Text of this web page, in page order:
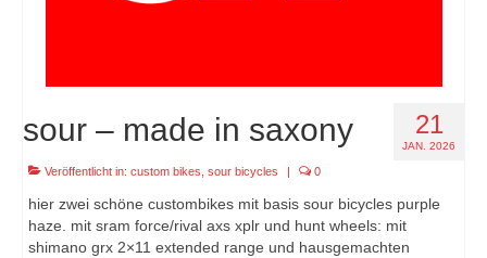
21
JAN. 2026
sour – made in saxony
Veröffentlicht in: custom bikes sour bicycles | 0
hier zwei schöne custombikes mit basis sour bicycles purple
haze. mit sram force/rival axs xplr und hunt wheels: mit
shimano grx 2×11 extended range und hausgemachten